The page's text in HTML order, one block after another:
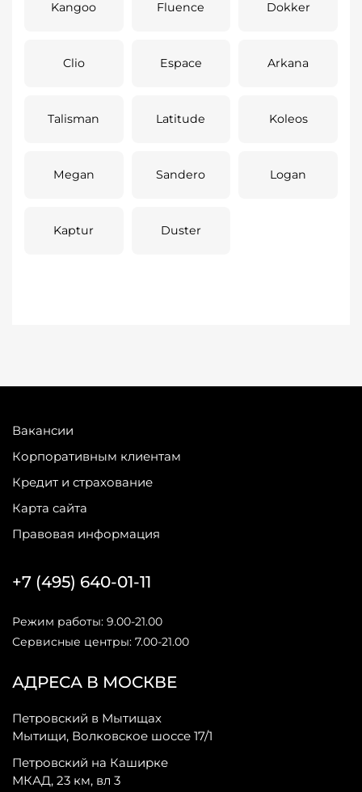
Kangoo Fluence Dokker
Clio Espace Arkana
Talisman Latitude Koleos
Megan Sandero Logan
Kaptur Duster
Вакансии
Корпоративным клиентам
Кредит и страхование
Карта сайта
Правовая информация
АДРЕСА В МОСКВЕ
Петровский в Мытищах
Мытищи, Волковское шоссе 17/1
Петровский на Каширке
МКАД, 23 км, вл 3
+7 (495) 640-01-11
Режим работы: 9.00-21.00
Сервисные центры: 7.00-21.00